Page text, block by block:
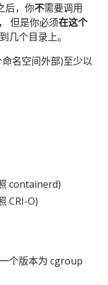
后，你不需要调用
， 但是你必须在这个
几个目录上。
名空间外部)至少以
containerd)
CRI-O)
个版本为 cgroup